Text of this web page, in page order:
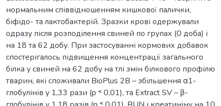
нормальним співвідношенням кишкової палички,
біфідо- та лактобактерій. Зразки крові одержували
одразу після розподілення свиней по групах (0 доба) і
на 18 та 62 добу. При застосуванні кормових добавок
спостерігалось підвищення концентрації загального
білка у свиней на 62 добу на тлі змін білкового профілю
тварин, які споживали BioPlus 2B – збільшення α1-
глобулінів у 1,33 рази (p ˂ 0,01), та Extract SV – β-